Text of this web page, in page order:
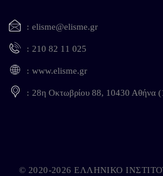
elisme@elisme.gr
210 82 11 025
www.elisme.gr
28η Οκτωβρίου 88, 10430 Αθήνα
© 2020-2026 ΕΛΛΗΝΙΚΟ